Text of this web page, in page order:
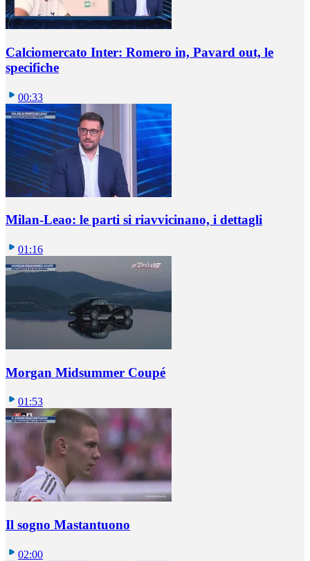
Calciomercato Inter: Romero in, Pavard out, le
specifiche
00:33
Milan-Leao: le parti si riavvicinano, i dettagli
01:16
Morgan Midsummer Coupé
01:53
Il sogno Mastantuono
02:00